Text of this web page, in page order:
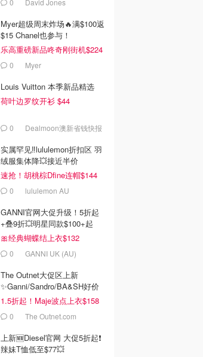
0 David Jones
Myer超级周末炸场🔥满$100返
$15 Chanel也参与！
乐高重磅新品咚奇刚街机$224
0 Myer
Louis Vuitton 本季新品精选
荷叶边罗纹开衫 $44
0 Dealmoon澳新省钱快报
实属罕见‼️lululemon折扣区 羽
绒服集体降💥接近半价
速抢！胡桃棕Dfine连帽$144
0 lululemon AU
GANNI官网大促升级！5折起
+叠9折💥明星同款$100+起
🎀经典蝴蝶结上衣$132
0 GANNI UK (AU)
The Outnet大促区上新
✨Ganni/Sandro/BA&SH好价
1.5折起！Maje波点上衣$158
0 The Outnet.com
上新🆕Diesel官网 大促5折起❗️
辣妹T恤低至$77💥